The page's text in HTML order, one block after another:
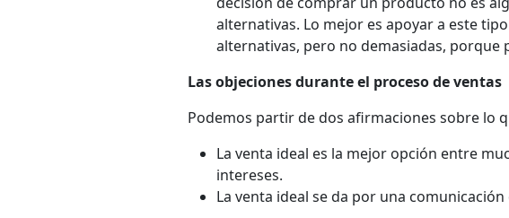
alternativas. Lo mejor es apoyar a este
alternativas, pero no demasiadas, porque
Las objeciones durante el proceso de ventas
Podemos partir de dos afirmaciones sobre lo
La venta ideal es la mejor opción entre
intereses.
La venta ideal se da por una comunicación